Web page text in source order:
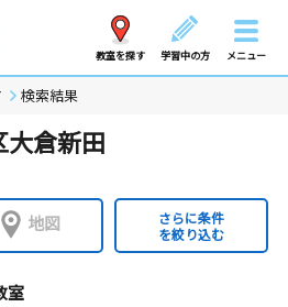
教室を探す 学習中の方 メニュー
検索結果
倉新田
地図
さらに条件
を絞り込む
室